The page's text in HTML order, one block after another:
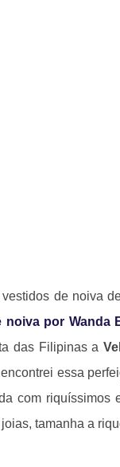
de noiva
noiva por Wanda
das Filipinas a
essa
com riquíssimos
tamanha a